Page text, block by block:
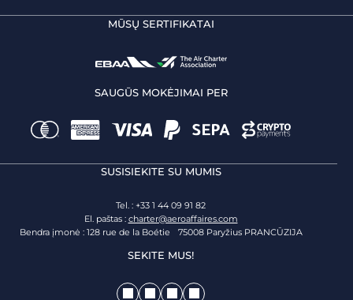
MŪSŲ SERTIFIKATAI
SAUGŪS MOKĖJIMAI PER
SUSISIEKITE SU MUMIS
Tel. : +33 1 44 09 91 82
El. paštas : charter@aeroaffaires.com
Bendra įmonė : 128 rue de la Boétie 75008 Paryžius PRANCŪZIJA
SEKITE MUS!